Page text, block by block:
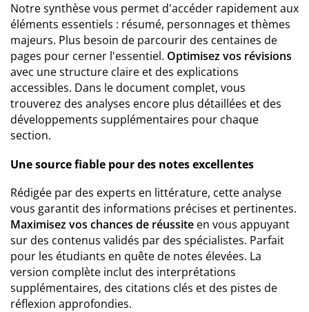
Notre synthèse vous permet d'accéder rapidement aux
éléments essentiels : résumé, personnages et thèmes
majeurs. Plus besoin de parcourir des centaines de
pages pour cerner l'essentiel. Optimisez vos révisions
avec une structure claire et des explications
accessibles. Dans le document complet, vous
trouverez des analyses encore plus détaillées et des
développements supplémentaires pour chaque
section.
Une source fiable pour des notes excellentes
Rédigée par des experts en littérature, cette analyse
vous garantit des informations précises et pertinentes.
Maximisez vos chances de réussite en vous appuyant
sur des contenus validés par des spécialistes. Parfait
pour les étudiants en quête de notes élevées. La
version complète inclut des interprétations
supplémentaires, des citations clés et des pistes de
réflexion approfondies.